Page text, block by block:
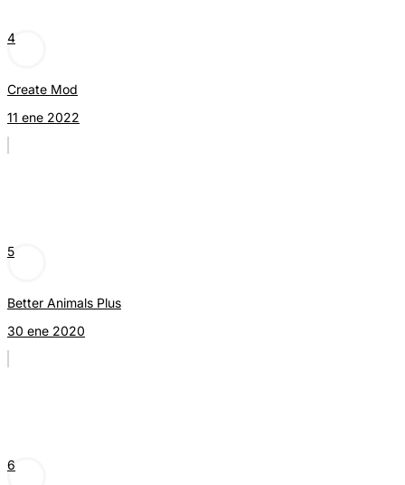
4
Create Mod
11 ene 2022
5
Better Animals Plus
30 ene 2020
6